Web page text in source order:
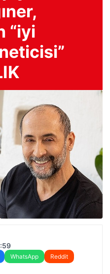
“iyi
WhatsApp
Reddit